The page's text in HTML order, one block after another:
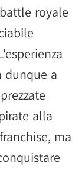
royale
dunque a
alla
ma